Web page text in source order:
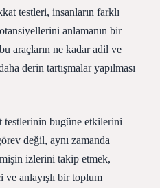
testleri, insanların farklı
anlamanın bir
araçların ne kadar adil ve
derin tartışmalar yapılması
testlerinin bugüne etkilerini
değil, aynı zamanda
izlerini takip etmek,
anlayışlı bir toplum